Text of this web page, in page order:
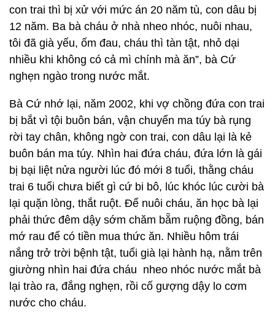
con trai thì bị xử với mức án 20 năm tù, con dâu bị
12 năm. Ba bà cháu ở nhà nheo nhóc, nuôi nhau,
tôi đã già yếu, ốm đau, cháu thì tàn tật, nhỏ dại
nhiều khi không có cả mì chính mà ăn”, bà Cứ
nghẹn ngào trong nước mắt.
Bà Cứ nhớ lại, năm 2002, khi vợ chồng đứa con trai
bị bắt vì tội buôn bán, vận chuyển ma túy bà rụng
rời tay chân, không ngờ con trai, con dâu lại là kẻ
buôn bán ma túy. Nhìn hai đứa cháu, đứa lớn là gái
bị bại liệt nửa người lúc đó mới 8 tuổi, thằng cháu
trai 6 tuổi chưa biết gì cứ bi bô, lúc khóc lúc cười bà
lại quặn lòng, thắt ruột. Để nuôi cháu, ăn học bà lại
phải thức đêm dậy sớm chăm bẵm ruộng đồng, bán
mớ rau để có tiền mua thức ăn. Nhiều hôm trái
nắng trở trời bệnh tật, tuổi già lại hành hạ, nằm trên
giường nhìn hai đứa cháu nheo nhóc nước mắt bà
lại trào ra, đắng nghẹn, rồi cố gượng dậy lo cơm
nước cho cháu.